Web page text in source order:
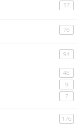
37
76
94
48
9
7
176